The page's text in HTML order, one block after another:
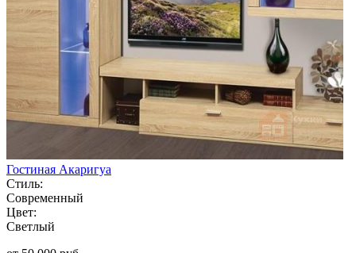
Гостиная Акаригуа
Стиль:
Современный
Цвет:
Светлый